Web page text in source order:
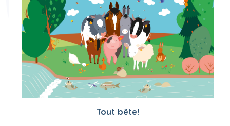
Tout bête!